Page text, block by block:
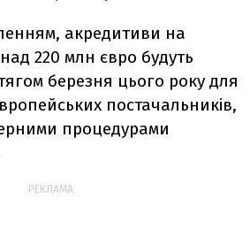
акредитиви на
220 млн євро будуть
березня цього року для
постачальників,
процедурами
РЕКЛАМА: